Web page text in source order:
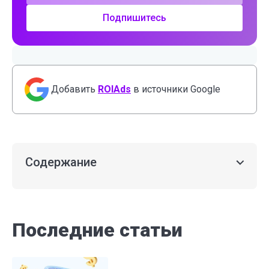
Подпишитесь
Добавить ROIAds в источники Google
Содержание
Последние статьи